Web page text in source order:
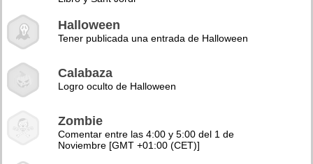
Halloween
Tener publicada una entrada de Halloween
Calabaza
Logro oculto de Halloween
Zombie
Comentar entre las 4:00 y 5:00 del 1 de
Noviembre [GMT +01:00 (CET)]